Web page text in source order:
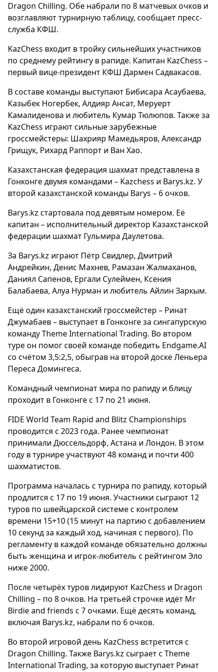
Dragon Chilling. Обе набрали по 8 матчевых очков и
возглавляют турнирную таблицу, сообщает пресс-
служба КФШ.
KazChess входит в тройку сильнейших участников
по среднему рейтингу в рапиде. Капитан KazChess –
первый вице-президент КФШ Дармен Садвакасов.
В составе команды выступают Бибисара Асаубаева,
Казыбек Ногербек, Алдияр Ансат, Меруерт
Камалиденова и любитель Кумар Тюлюпов. Также за
KazChess играют сильные зарубежные
гроссмейстеры: Шахрияр Мамедьяров, Александр
Грищук, Рихард Раппорт и Ван Хао.
Казахстанская федерация шахмат представлена в
Гонконге двумя командами – Kazchess и Barys.kz. У
второй казахстанской команды Barys – 6 очков.
Barys.kz стартовала под девятым номером. Её
капитан – исполнительный директор Казахстанской
федерации шахмат Гульмира Даулетова.
За Barys.kz играют Пётр Свидлер, Дмитрий
Андрейкин, Денис Махнев, Рамазан Жалмаханов,
Даниял Сапенов, Ергали Сулеймен, Ксения
Балабаева, Алуа Нурман и любитель Айлин Заркым.
Ещё один казахстанский гроссмейстер – Ринат
Джумабаев – выступает в Гонконге за сингапурскую
команду Theme International Trading. Во втором
туре он помог своей команде победить Endgame.AI
со счётом 3,5:2,5, обыграв на второй доске Леньера
Переса Домингеса.
Командный чемпионат мира по рапиду и блицу
проходит в Гонконге с 17 по 21 июня.
FIDE World Team Rapid and Blitz Championships
проводится с 2023 года. Ранее чемпионат
принимали Дюссельдорф, Астана и Лондон. В этом
году в турнире участвуют 48 команд и почти 400
шахматистов.
Программа началась с турнира по рапиду, который
продлится с 17 по 19 июня. Участники сыграют 12
туров по швейцарской системе с контролем
времени 15+10 (15 минут на партию с добавлением
10 секунд за каждый ход, начиная с первого). По
регламенту в каждой команде обязательно должны
быть женщина и игрок-любитель с рейтингом Эло
ниже 2000.
После четырёх туров лидируют KazChess и Dragon
Chilling – по 8 очков. На третьей строчке идёт Mr
Birdie and friends с 7 очками. Ещё десять команд,
включая Barys.kz, набрали по 6 очков.
Во второй игровой день KazChess встретится с
Dragon Chilling. Также Barys.kz сыграет с Theme
International Trading, за которую выступает Ринат